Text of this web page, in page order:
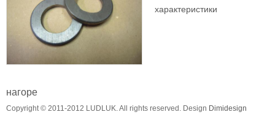
характеристики
нагоре
Copyright © 2011-2012 LUDLUK. All rights reserved. Design Dimidesign